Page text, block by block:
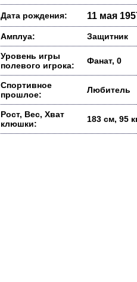
Дата рождения: 11 мая
Амплуа: Защитник
Уровень игры
полевого игрока:
Фанат, 0
Спортивное
прошлое:
Любитель
Рост, Вес, Хват
клюшки:
183 см, 95